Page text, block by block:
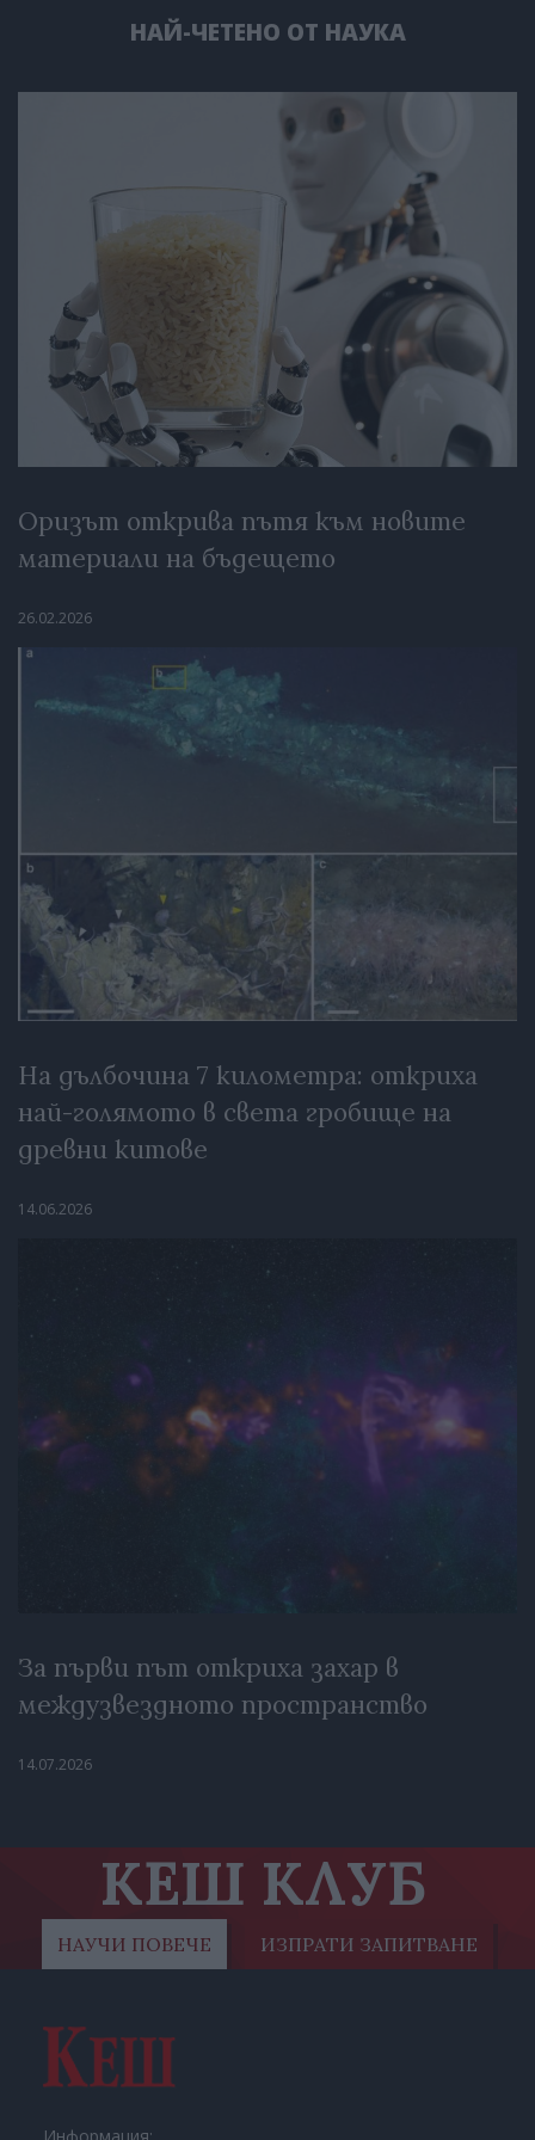
НАЙ-ЧЕТЕНО ОТ НАУКА
Оризът открива пътя към новите
материали на бъдещето
26.02.2026
На дълбочина 7 километра: откриха
най-голямото в света гробище на
древни китове
14.06.2026
За първи път откриха захар в
междузвездното пространство
14.07.2026
КЕШ КЛУБ
НАУЧИ ПОВЕЧЕ ИЗПРАТИ ЗАПИТВАНЕ